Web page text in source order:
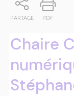
PARTAGE PDF
Chaire